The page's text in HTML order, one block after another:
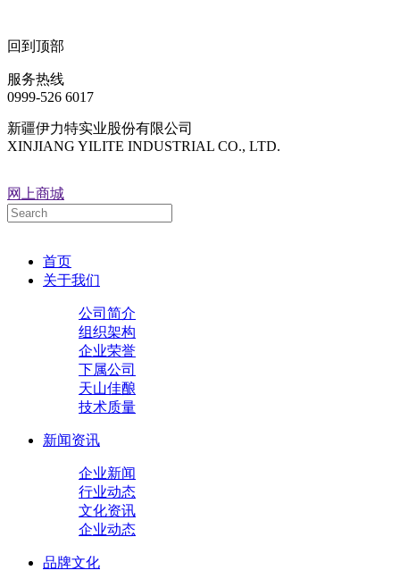
回到顶部
服务热线
0999-526 6017
新疆伊力特实业股份有限公司
XINJIANG YILITE INDUSTRIAL CO., LTD.
网上商城
首页
关于我们
公司简介
组织架构
企业荣誉
下属公司
天山佳酿
技术质量
新闻资讯
企业新闻
行业动态
文化资讯
企业动态
品牌文化